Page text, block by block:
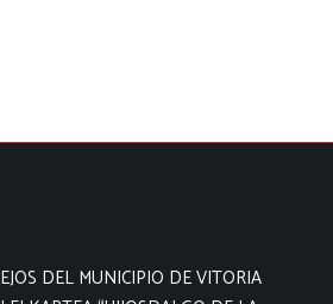
DEL MUNICIPIO DE VITORIA